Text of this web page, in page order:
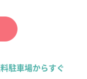
駐車場からすぐ